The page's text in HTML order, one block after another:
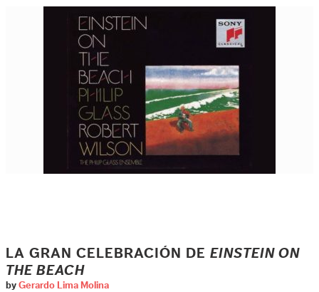
LA GRAN CELEBRACIÓN DE EINSTEIN ON
THE BEACH
by Gerardo Lima Molina